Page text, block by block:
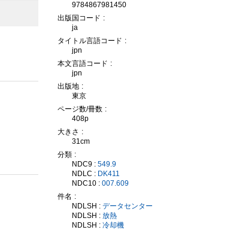
9784867981450
出版国コード
ja
タイトル言語コード
jpn
本文言語コード
jpn
出版地
東京
ページ数/冊数
408p
大きさ
31cm
分類
NDC9 : 549.9
NDLC : DK411
NDC10 : 007.609
件名
NDLSH : データセンター
NDLSH : 放熱
NDLSH : 冷却機